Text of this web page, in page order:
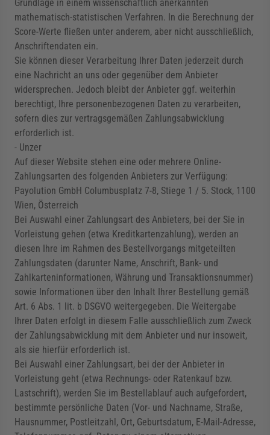
Grundlage in einem wissenschaftlich anerkannten
mathematisch-statistischen Verfahren. In die Berechnung der
Score-Werte fließen unter anderem, aber nicht ausschließlich,
Anschriftendaten ein.
Sie können dieser Verarbeitung Ihrer Daten jederzeit durch
eine Nachricht an uns oder gegenüber dem Anbieter
widersprechen. Jedoch bleibt der Anbieter ggf. weiterhin
berechtigt, Ihre personenbezogenen Daten zu verarbeiten,
sofern dies zur vertragsgemäßen Zahlungsabwicklung
erforderlich ist.
- Unzer
Auf dieser Website stehen eine oder mehrere Online-
Zahlungsarten des folgenden Anbieters zur Verfügung:
Payolution GmbH Columbusplatz 7-8, Stiege 1 / 5. Stock, 1100
Wien, Österreich
Bei Auswahl einer Zahlungsart des Anbieters, bei der Sie in
Vorleistung gehen (etwa Kreditkartenzahlung), werden an
diesen Ihre im Rahmen des Bestellvorgangs mitgeteilten
Zahlungsdaten (darunter Name, Anschrift, Bank- und
Zahlkarteninformationen, Währung und Transaktionsnummer)
sowie Informationen über den Inhalt Ihrer Bestellung gemäß
Art. 6 Abs. 1 lit. b DSGVO weitergegeben. Die Weitergabe
Ihrer Daten erfolgt in diesem Falle ausschließlich zum Zweck
der Zahlungsabwicklung mit dem Anbieter und nur insoweit,
als sie hierfür erforderlich ist.
Bei Auswahl einer Zahlungsart, bei der der Anbieter in
Vorleistung geht (etwa Rechnungs- oder Ratenkauf bzw.
Lastschrift), werden Sie im Bestellablauf auch aufgefordert,
bestimmte persönliche Daten (Vor- und Nachname, Straße,
Hausnummer, Postleitzahl, Ort, Geburtsdatum, E-Mail-Adresse,